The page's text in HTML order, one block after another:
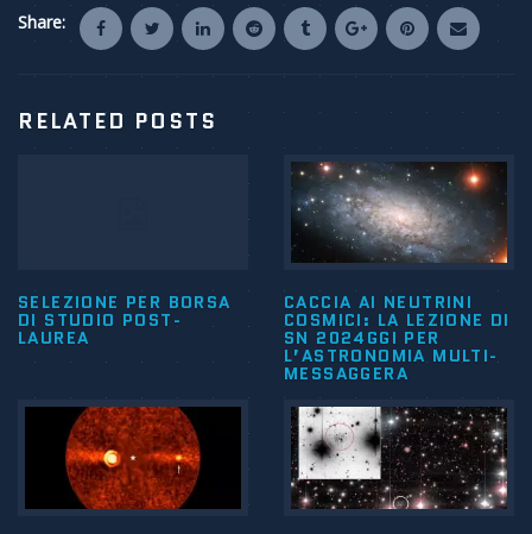
Share:
RELATED POSTS
SELEZIONE PER BORSA
DI STUDIO POST-
LAUREA
CACCIA AI NEUTRINI
COSMICI: LA LEZIONE DI
SN 2024GGI PER
L’ASTRONOMIA MULTI-
MESSAGGERA